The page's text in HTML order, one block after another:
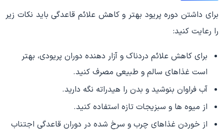
برای داشتن دوره پریود بهتر و کاهش علائم قاعدگی باید نکات زیر
را رعایت کنید:
برای کاهش علائم دردناک و آزار دهنده دوران پریودی، بهتر
است غذاهای سالم و طبیعی مصرف کنید.
آب فراوان بنوشید و بدن را هیدراته نگه دارید.
از میوه ها و سبزیجات تازه استفاده کنید.
از خوردن غذاهای چرب و سرخ شده در دوران قاعدگی اجتناب